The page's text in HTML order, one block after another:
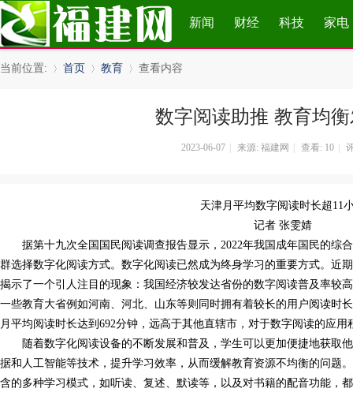
新闻 财经 科技 家电
当前位置: 首页 教育 查看内容
数字阅读助推 教育均
2023-06-07 来源: 福建网 查看: 10
天津月平均数字阅读时长超11
记者 张雯婧
据第十九次全国国民阅读调查报告显示，2022年我国成年国民的综
群选择数字化阅读方式。数字化阅读已然成为终身学习的重要方式。近
揭示了一个引人注目的现象：我国经济较发达省份的数字阅读普及率较
一些教育大省例如河南、河北、山东等则同时拥有着较长的用户阅读时
月平均阅读时长达到692分钟，远高于其他直辖市，对于数字阅读的应
随着数字化阅读设备的不断发展和普及，学生可以更加便捷地获取
据和人工智能等技术，提升学习效率，从而缓解教育资源不均衡的问题
含的多种学习模式，如听读、复述、默读等，以及对书籍的配音功能，